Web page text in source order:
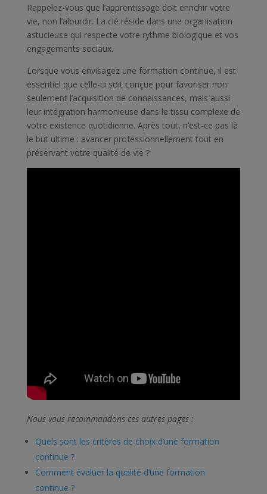
Rappelez-vous que l’apprentissage doit enrichir votre
vie, non l’alourdir. La clé réside dans une organisation
astucieuse qui respecte votre rythme biologique et vos
engagements sociaux.
Lorsque vous envisagez une formation continue, il est
essentiel que celle-ci soit conçue pour favoriser non
seulement l’acquisition de connaissances, mais aussi
leur intégration harmonieuse dans le tissu complexe de
votre existence quotidienne. Après tout, n’est-ce pas là
le but ultime : avancer professionnellement tout en
préservant votre qualité de vie ?
Nous vous recommandons ces autres pages :
Quels sont les critères de choix d’une formation
continue ?
Comment évaluer la qualité d’une formation
continue ?